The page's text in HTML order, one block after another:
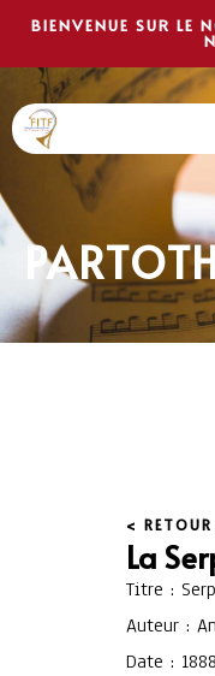
BIENVENUE SUR LE
<
La
Titre :
Auteur :
Date : 1888